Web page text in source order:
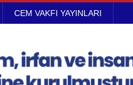
CEM VAKFI YAYINLARI